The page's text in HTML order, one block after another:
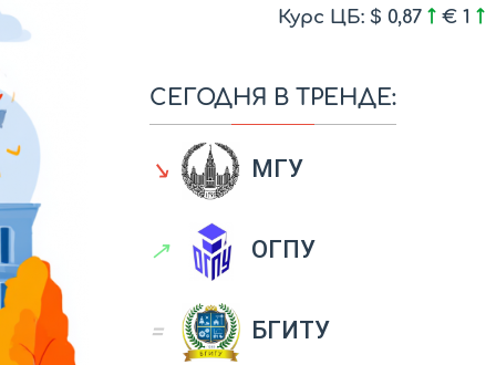
Курс ЦБ: $ 0,87
€ 1
СЕГОДНЯ В ТРЕНДЕ:
↘ МГУ
↗ ОГПУ
= БГИТУ